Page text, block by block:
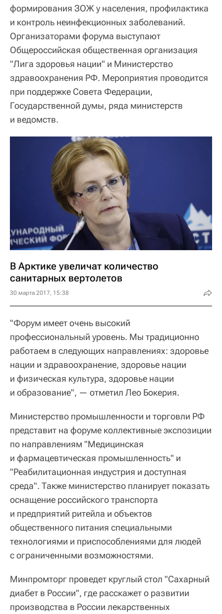
формирования ЗОЖ у населения, профилактика
и контроль неинфекционных заболеваний.
Организаторами форума выступают
Общероссийская общественная организация
"Лига здоровья нации" и Министерство
здравоохранения РФ. Мероприятия проводится
при поддержке Совета Федерации,
Государственной думы, ряда министерств
и ведомств.
В Арктике увеличат количество
санитарных вертолетов
30 марта 2017, 15:38
"Форум имеет очень высокий
профессиональный уровень. Мы традиционно
работаем в следующих направлениях: здоровье
нации и здравоохранение, здоровье нации
и физическая культура, здоровье нации
и образование", — отметил Лео Бокерия.
Министерство промышленности и торговли РФ
представит на форуме коллективные экспозиции
по направлениям "Медицинская
и фармацевтическая промышленность" и
"Реабилитационная индустрия и доступная
среда". Также министерство планирует показать
оснащение российского транспорта
и предприятий ритейла и объектов
общественного питания специальными
технологиями и приспособлениями для людей
с ограниченными возможностями.
Минпромторг проведет круглый стол "Сахарный
диабет в России", где расскажет о развитии
производства в России лекарственных